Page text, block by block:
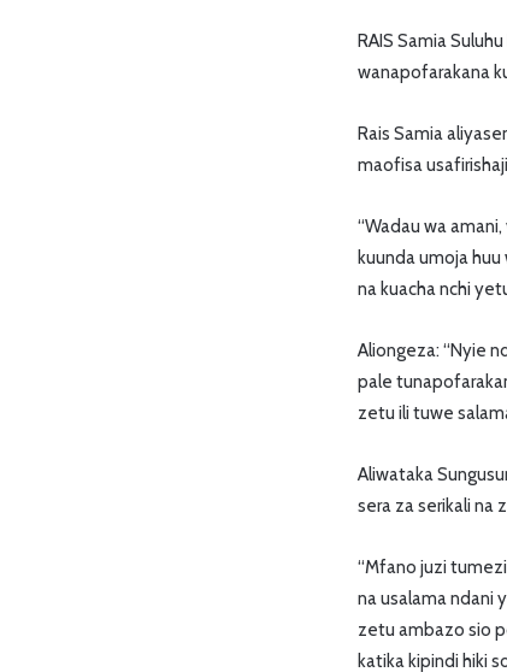
RAIS Samia
wanapofarakana
Rais Samia
maofisa
“Wadau wa
kuunda umoja
na kuacha nchi
Aliongeza: “Nyie
pale
zetu ili tuwe
Aliwataka
sera za serikali na
“Mfano juzi
na usalama ndani
zetu ambazo sio
katika kipindi hiki